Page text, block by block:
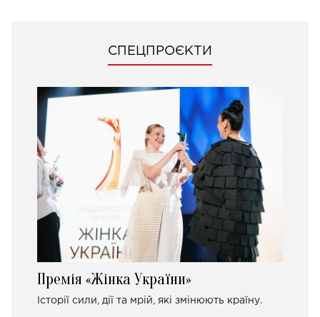
СПЕЦПРОЄКТИ
Премія «Жінка України»
Історії сили, дії та мрій, які змінюють країну.